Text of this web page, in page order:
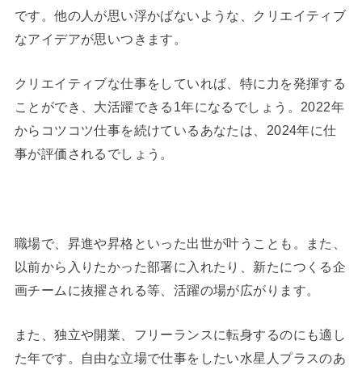
です。他の人が思い浮かばないような、クリエイティブ
なアイデアが思いつきます。
クリエイティブな仕事をしていれば、特に力を発揮する
ことができ、大活躍できる1年になるでしょう。2022年
からコツコツ仕事を続けているあなたは、2024年に仕
事が評価されるでしょう。
職場で、昇進や昇格といった出世が叶うことも。また、
以前から入りたかった部署に入れたり、新たにつくる企
画チームに抜擢される等、活躍の場が広がります。
また、独立や開業、フリーランスに転身するのにも適し
た年です。自由な立場で仕事をしたい水星人プラスのあ